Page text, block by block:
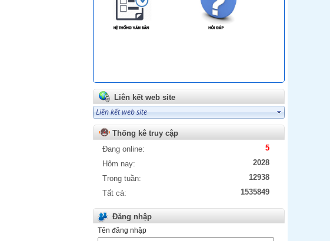
Liên kết web site
Thống kê truy cập
Đang online:
5
Hôm nay:
2028
Trong tuần:
12938
Tất cả:
1535849
Đăng nhập
Tên đăng nhập